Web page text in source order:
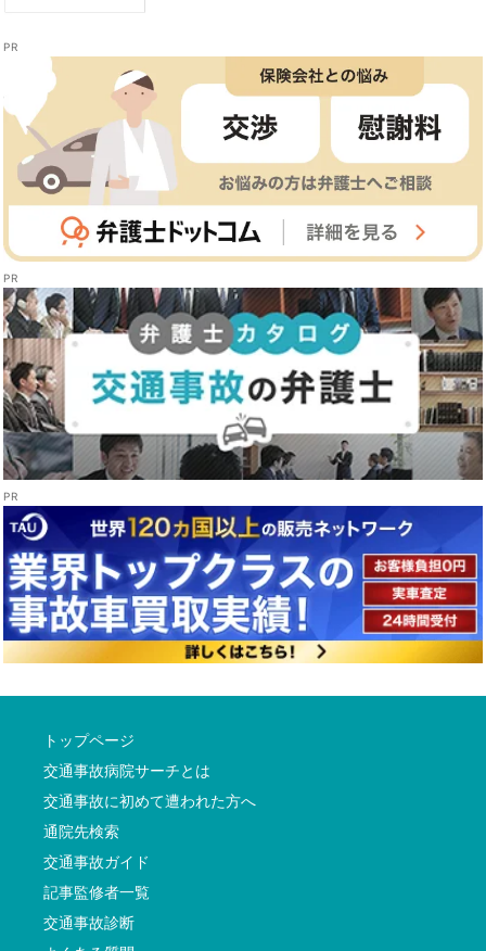
トップページ
交通事故病院サーチとは
交通事故に初めて遭われた方へ
通院先検索
交通事故ガイド
記事監修者一覧
交通事故診断